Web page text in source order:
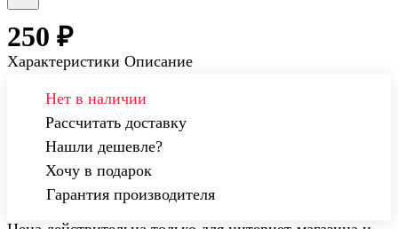
250 ₽
Характеристики Описание
Нет в наличии
Рассчитать доставку
Нашли дешевле?
Хочу в подарок
Гарантия производителя